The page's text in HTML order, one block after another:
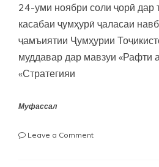
24-уми ноябри соли ҷорӣ дар
касабаи ҷумҳурӣ ҷаласаи
ҷамъиятии Ҷумҳурии
муддавар дар мавзуи «Рафти
«Стратегияи
Муфассал
Leave a Commenton